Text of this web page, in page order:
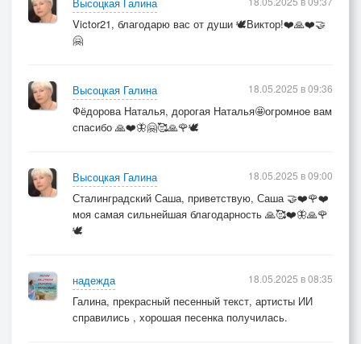
Высоцкая Галина
Victor21, благодарю вас от души 🕊️Виктор!❤️🙏❤️🤝
🤗
Высоцкая Галина
Фёдорова Наталья, дорогая Наталья🤩огромное вам
спасибо 🙏❤️🦋🤗🥰🙏🌹🕊️
18.05.2025 в 09:36
Высоцкая Галина
Сталинградский Саша, приветствую, Саша 🤝❤️🌹❤️
моя самая сильнейшая благодарность 🙏🥰❤️🦋🙏🌹
🕊️
18.05.2025 в 09:00
надежда
Галина, прекрасный песенный текст, артисты ИИ
справились , хорошая песенка получилась.
18.05.2025 в 08:35